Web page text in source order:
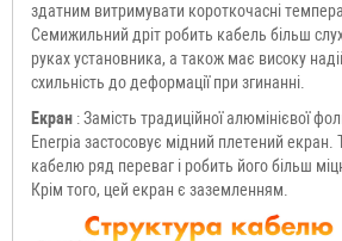
здатним витримувати короткочасні
Семижильний дріт робить кабель більш
руках установника, а також має високу
схильність до деформації при згинанні.
Екран : Замість традиційної алюмінієвої
Enerpia застосовує мідний плетений екран.
кабелю ряд переваг і робить його більш
Крім того, цей екран є заземленням.